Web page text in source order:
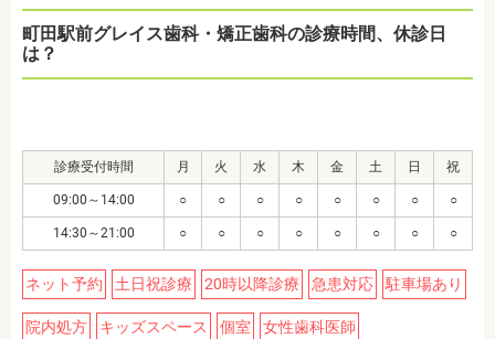
町田駅前グレイス歯科・矯正歯科の診療時間、休診日
は？
診療受付時間 月 火 水 木 金 土 日 祝
09:00～14:00 ○ ○ ○ ○ ○ ○ ○ ○
14:30～21:00 ○ ○ ○ ○ ○ ○ ○ ○
ネット予約 土日祝診療 20時以降診療 急患対応 駐車場あり
院内処方 キッズスペース 個室 女性歯科医師